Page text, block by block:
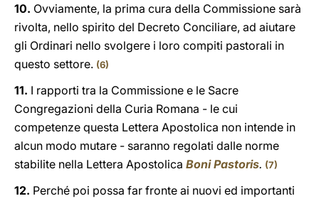
10. Ovviamente, la prima cura della Commissione sarà
rivolta, nello spirito del Decreto Conciliare, ad aiutare
gli Ordinari nello svolgere i loro compiti pastorali in
questo settore. (6)
11. I rapporti tra la Commissione e le Sacre
Congregazioni della Curia Romana - le cui
competenze questa Lettera Apostolica non intende in
alcun modo mutare - saranno regolati dalle norme
stabilite nella Lettera Apostolica Boni Pastoris. (7)
12. Perché poi possa far fronte ai nuovi ed importanti